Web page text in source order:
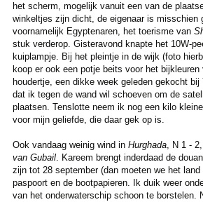
het scherm, mogelijk vanuit een van de
winkeltjes zijn dicht, de eigenaar is misschien
voornamelijk Egyptenaren, het toerisme van
stuk verderop. Gisteravond knapte het 10W-
kuiplampje. Bij het pleintje in de wijk (foto
koop er ook een potje beits voor het
houdertje, een dikke week geleden gekocht bij
dat ik tegen de wand wil schoeven om de
plaatsen. Tenslotte neem ik nog een kilo
voor mijn geliefde, die daar gek op is.
Ook vandaag weinig wind in Hurghada, N 1 -
van Gubail. Kareem brengt inderdaad de
zijn tot 28 september (dan moeten we het
paspoort en de bootpapieren. Ik duik weer
van het onderwaterschip schoon te borstelen.